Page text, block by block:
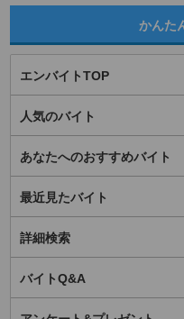
かんた
エンバイトTOP
人気のバイト
あなたへのおすすめバイト
最近見たバイト
詳細検索
バイトQ&A